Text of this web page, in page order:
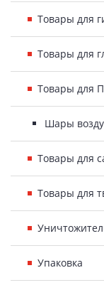
Товары для
Товары для
Товары для
Шары
Товары для
Товары для
Упаковка